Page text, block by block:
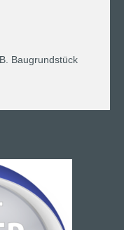
Baugrundstück